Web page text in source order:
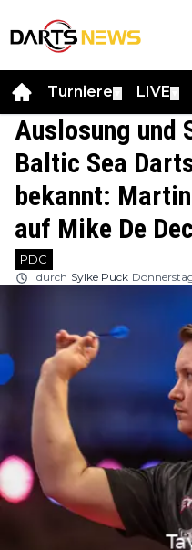
Turniere LIVE
Auslosung und
Baltic Sea
bekannt:
auf Mike De
PDC
durch Sylke Puck